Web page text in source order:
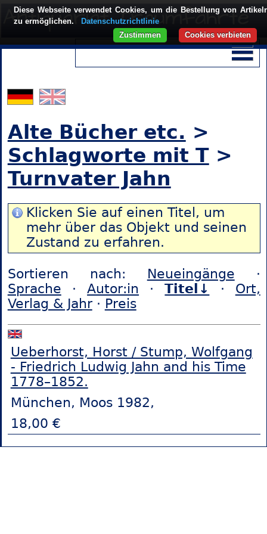
Alte Bücher etc. >
Schlagworte mit T>
Turnvater Jahn
Klicken Sie auf einen Titel, um
mehr über das Objekt und seinen
Zustand zu erfahren.
Sortieren nach: Neueingänge ·
Sprache ·Autor:in ·Titel↓ · Ort,
Verlag & Jahr· Preis
Ueberhorst, Horst / Stump, Wolfgang
- Friedrich Ludwig Jahn and his Time
1778–1852.
München, Moos 1982,
18,00 €
Diese Webseite verwendet Cookies, um die Bestellung von
zu ermöglichen.
Datenschutzrichtlinie
Cookies verbieten
Zustimmen